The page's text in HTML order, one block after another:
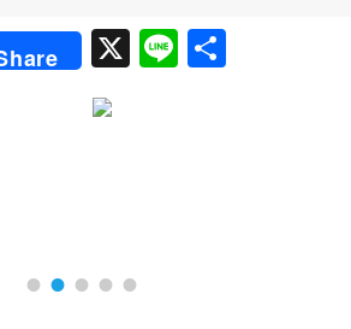
X
Li